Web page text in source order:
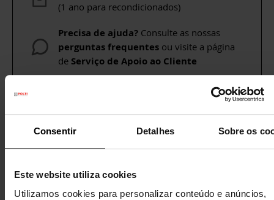
Consentir Detalhes Sobre os
Este website utiliza cookies
Utilizamos cookies para personalizar conteúdo e anúncios,
(1 ano para recondicionados)
Precisa de ajuda? Consulte as nossas
perguntas frequentes ou visite a página
de Serviço de Apoio ao Cliente
DADOS TÉCNICOS